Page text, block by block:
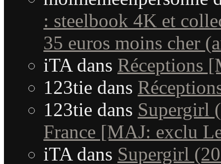
: steelbook 4K et
35 euros moins cher
iTAdans Réceptions
123tie dans
123tie dans Supergirl
France [MAJ: exclu
iTAdans Supergirl